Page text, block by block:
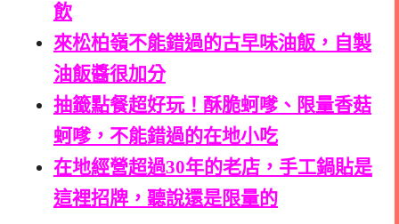
飲
來松柏嶺不能錯過的古早味油飯，自製
油飯醬很加分
抽籤點餐超好玩！酥脆蚵嗲、限量香菇
蚵嗲，不能錯過的在地小吃
在地經營超過30年的老店，手工鍋貼是
這裡招牌，聽說還是限量的